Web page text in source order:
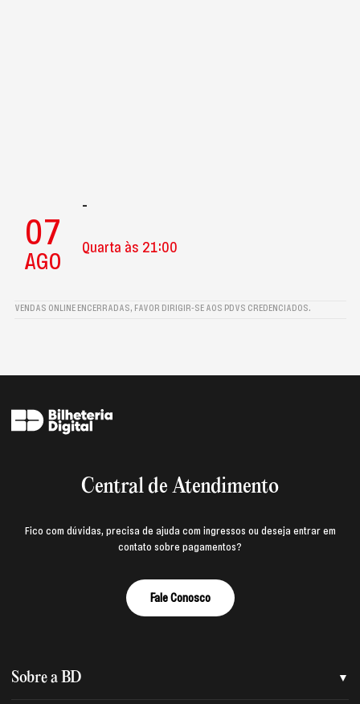
07
AGO
-
Quarta às 21:00
VENDAS ONLINE ENCERRADAS, FAVOR DIRIGIR-SE AOS PDVS CREDENCIADOS.
Central de Atendimento
Fico com dúvidas, precisa de ajuda com ingressos ou deseja entrar em
contato sobre pagamentos?
Fale Conosco
Sobre a BD